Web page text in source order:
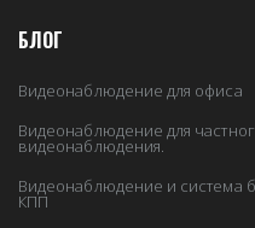
БЛОГ
Видеонаблюдение для офиса
Видеонаблюдение для
видеонаблюдения.
Видеонаблюдение и система
КПП